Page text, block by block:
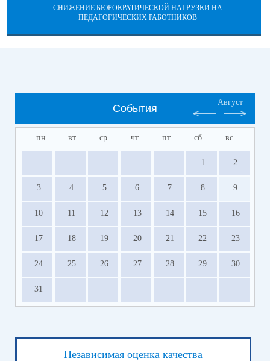
СНИЖЕНИЕ БЮРОКРАТИЧЕСКОЙ НАГРУЗКИ НА
ПЕДАГОГИЧЕСКИХ РАБОТНИКОВ
События
Август
пн вт ср чт пт сб вс
1 2
3 4 5 6 7 8 9
10 11 12 13 14 15 16
17 18 19 20 21 22 23
24 25 26 27 28 29 30
31
Независимая оценка качества